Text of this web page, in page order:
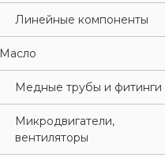
Линейные компоненты
Масло
Медные трубы и фитинги
Микродвигатели,
вентиляторы